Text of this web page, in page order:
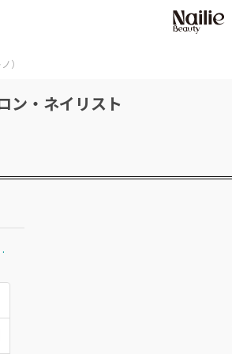
）
ン・ネイリスト
・マキノ）